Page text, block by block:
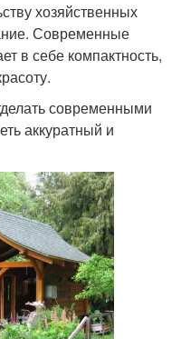
хозяйственных
Современные
в себе компактность,
современными
аккуратный и